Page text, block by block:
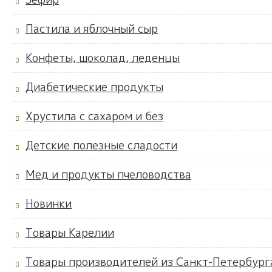
Пастила и яблочный сыр
Конфеты, шоколад, леденцы
Диабетические продукты
Хрустила с сахаром и без
Детские полезные сладости
Мед и продукты пчеловодства
Новинки
Товары Карелии
Товары производителей из Санкт-